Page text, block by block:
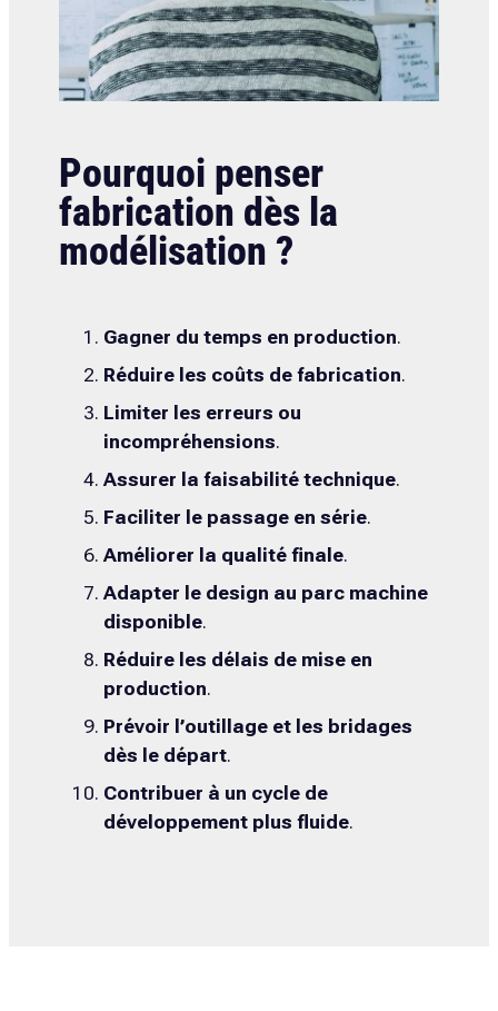
Pourquoi penser
fabrication dès la
modélisation ?
Gagner du temps en production.
Réduire les coûts de fabrication.
Limiter les erreurs ou
incompréhensions.
Assurer la faisabilité technique.
Faciliter le passage en série.
Améliorer la qualité finale.
Adapter le design au parc machine
disponible.
Réduire les délais de mise en
production.
Prévoir l’outillage et les bridages
dès le départ.
Contribuer à un cycle de
développement plus fluide.